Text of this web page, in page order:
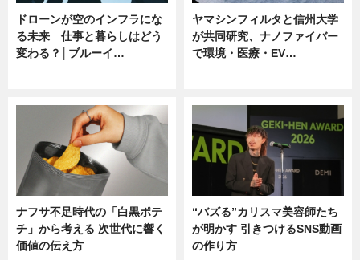
ドローンが空のインフラにな
る未来 仕事と暮らしはどう
変わる？│ブルーイ…
ヤマシンフィルタと信州大学
が共同研究、ナノファイバー
で環境・医療・EV…
ナフサ不足時代の「白黒ポテ
チ」から考える 次世代に響く
価値の伝え方
“バズる”カリスマ美容師たち
が明かす 引きつけるSNS動画
の作り方